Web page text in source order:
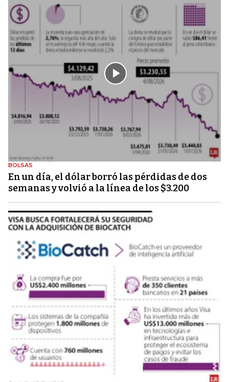
BOLSAS
En un día, el dólar borró las pérdidas de dos
semanas y volvió a la línea de los $3.200